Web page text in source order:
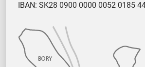
IBAN: SK28 0900 0000 0052 0185